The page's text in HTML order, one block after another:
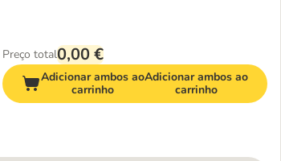
Preço total0,00 €
Adicionar ambos ao
carrinho
Adicionar ambos ao
carrinho